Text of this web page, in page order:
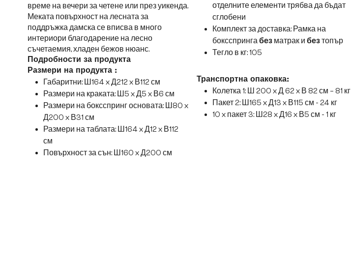
време на вечери за четене или през уикенда.
Меката повърхност на лесната за
поддръжка дамска се вписва в много
интериори благодарение на лесно
съчетаемия, хладен бежов нюанс.
Подробности за продукта
Размери на продукта :
Габаритни: Ш164 x Д212 x В112 см
Размери на краката: Ш5 x Д5 x В6 см
Размери на боксспринг основата: Ш80 x
Д200 x В31 см
Размери на таблата: Ш164 x Д12 x В112
см
Повърхност за сън: Ш160 x Д200 см
отделните елементи трябва да бъдат
сглобени
Комплект за доставка: Рамка на
боксспринга безматрак и безтопър
Тегло в кг: 105
Транспортна опаковка:
Колетка 1: Ш 200 x Д 62 x В 82 см – 81 кг
Пакет 2: Ш165 x Д13 x В115 см - 24 кг
10 x пакет 3: Ш28 x Д16 x В5 см - 1 кг